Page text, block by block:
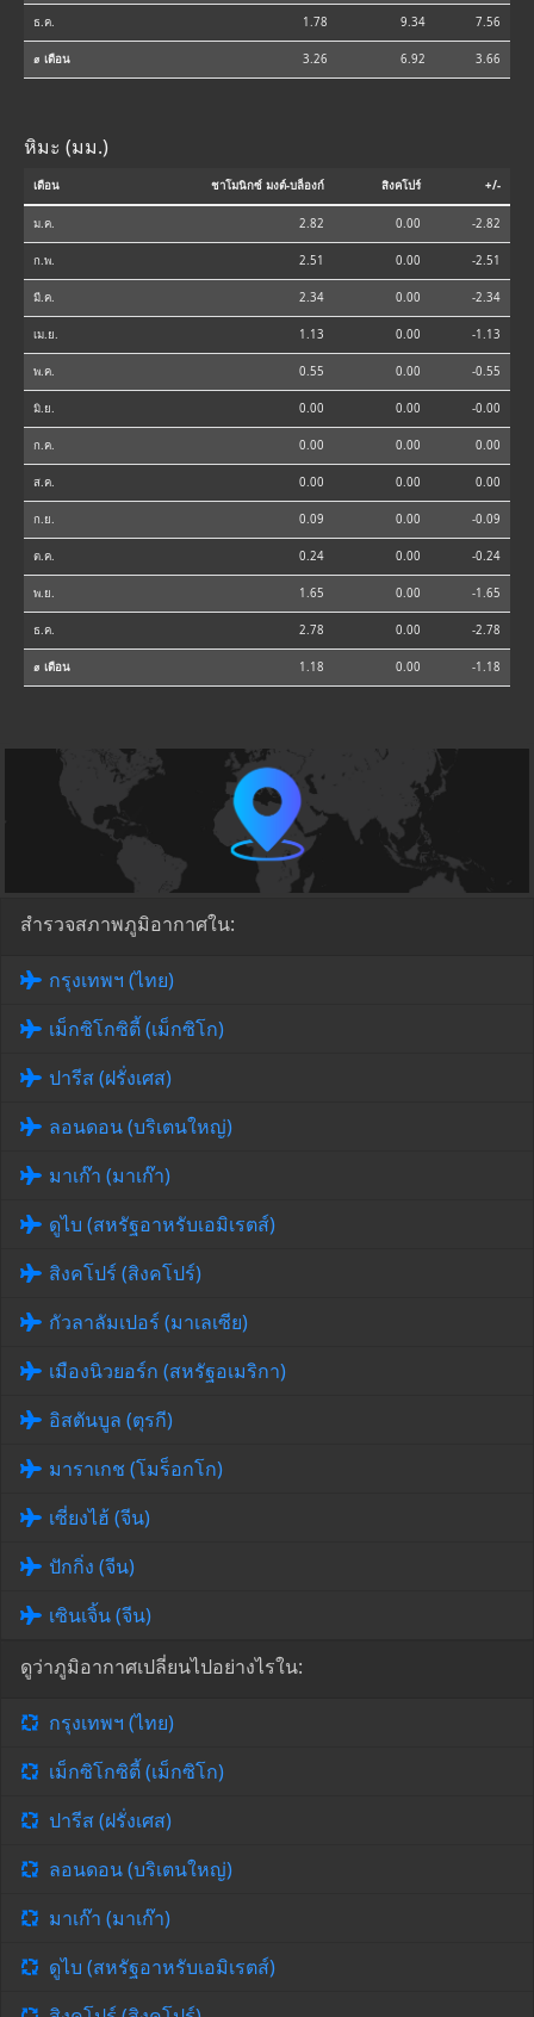
ธ.ค. 1.78 9.34 7.56
⌀ เดือน 3.26 6.92 3.66
หิมะ (มม.)
เดือน ชาโมนิกซ์ มงต์-บล็องก์ สิงคโปร์ +/-
ม.ค. 2.82 0.00 -2.82
ก.พ. 2.51 0.00 -2.51
มี.ค. 2.34 0.00 -2.34
เม.ย. 1.13 0.00 -1.13
พ.ค. 0.55 0.00 -0.55
มิ.ย. 0.00 0.00 -0.00
ก.ค. 0.00 0.00 0.00
ส.ค. 0.00 0.00 0.00
ก.ย. 0.09 0.00 -0.09
ต.ค. 0.24 0.00 -0.24
พ.ย. 1.65 0.00 -1.65
ธ.ค. 2.78 0.00 -2.78
⌀ เดือน 1.18 0.00 -1.18
สำรวจสภาพภูมิอากาศใน:
กรุงเทพฯ (ไทย)
เม็กซิโกซิตี้ (เม็กซิโก)
ปารีส (ฝรั่งเศส)
ลอนดอน (บริเตนใหญ่)
มาเก๊า (มาเก๊า)
ดูไบ (สหรัฐอาหรับเอมิเรตส์)
สิงคโปร์ (สิงคโปร์)
กัวลาลัมเปอร์ (มาเลเซีย)
เมืองนิวยอร์ก (สหรัฐอเมริกา)
อิสตันบูล (ตุรกี)
มาราเกช (โมร็อกโก)
เซี่ยงไฮ้ (จีน)
ปักกิ่ง (จีน)
เซินเจิ้น (จีน)
ดูว่าภูมิอากาศเปลี่ยนไปอย่างไรใน:
กรุงเทพฯ (ไทย)
เม็กซิโกซิตี้ (เม็กซิโก)
ปารีส (ฝรั่งเศส)
ลอนดอน (บริเตนใหญ่)
มาเก๊า (มาเก๊า)
ดูไบ (สหรัฐอาหรับเอมิเรตส์)